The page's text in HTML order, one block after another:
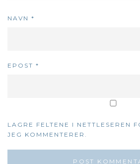
NAVN *
EPOST *
LAGRE FELTENE I NETTLESEREN
JEG KOMMENTERER.